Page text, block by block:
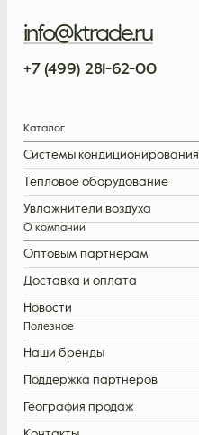
info@ktrade.ru
+7 (499) 281-62-00
Каталог
Системы кондиционирования
Тепловое оборудование
Увлажнители воздуха
О компании
Оптовым партнерам
Доставка и оплата
Новости
Полезное
Наши бренды
Поддержка партнеров
География продаж